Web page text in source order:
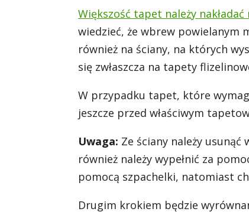
Większość tapet należy nakładać
wiedzieć, że wbrew powielanym
również na ściany, na których
się zwłaszcza na tapety
W przypadku tapet, które
jeszcze przed właściwym
Uwaga: Ze ściany należy
również należy wypełnić za
pomocą szpachelki, natomiast
Drugim krokiem będzie